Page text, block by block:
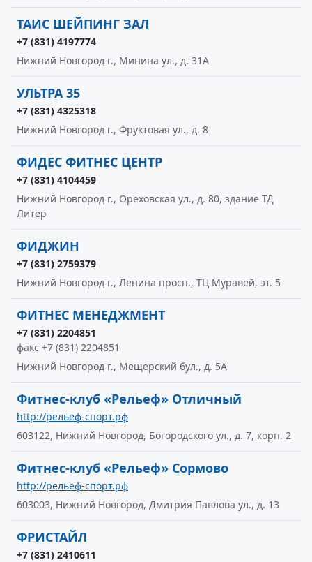
ТАИС ШЕЙПИНГ ЗАЛ
+7 (831) 4197774
Нижний Новгород г., Минина ул., д. 31А
УЛЬТРА 35
+7 (831) 4325318
Нижний Новгород г., Фруктовая ул., д. 8
ФИДЕС ФИТНЕС ЦЕНТР
+7 (831) 4104459
Нижний Новгород г., Ореховская ул., д. 80, здание ТД
Литер
ФИДЖИН
+7 (831) 2759379
Нижний Новгород г., Ленина просп., ТЦ Муравей, эт. 5
ФИТНЕС МЕНЕДЖМЕНТ
+7 (831) 2204851
факс +7 (831) 2204851
Нижний Новгород г., Мещерский бул., д. 5А
Фитнес-клуб «Рельеф» Отличный
http://рельеф-спорт.рф
603122, Нижний Новгород, Богородского ул., д. 7, корп. 2
Фитнес-клуб «Рельеф» Сормово
http://рельеф-спорт.рф
603003, Нижний Новгород, Дмитрия Павлова ул., д. 13
ФРИСТАЙЛ
+7 (831) 2410611